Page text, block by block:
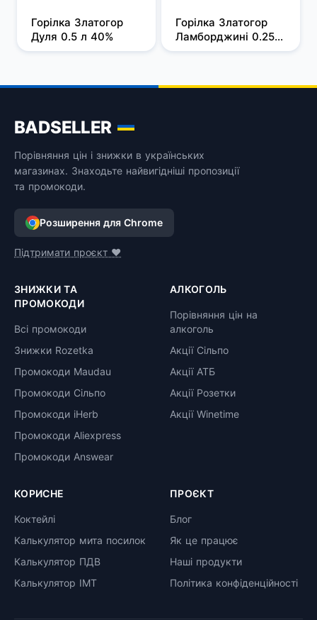
Горілка Златогор
Дуля 0.5 л 40%
Горілка Златогор
Ламборджині 0.25 л
38%
BADSELLER
Порівняння цін і знижки в українських
магазинах. Знаходьте найвигідніші пропозиції
та промокоди.
Розширення для Chrome
Підтримати проєкт ❤️
ЗНИЖКИ ТА
ПРОМОКОДИ
Всі промокоди
Знижки Rozetka
Промокоди Maudau
Промокоди Сільпо
Промокоди iHerb
Промокоди Aliexpress
Промокоди Answear
АЛКОГОЛЬ
Порівняння цін на
алкоголь
Акції Сільпо
Акції АТБ
Акції Розетки
Акції Winetime
КОРИСНЕ
Коктейлі
Калькулятор мита посилок
Калькулятор ПДВ
Калькулятор ІМТ
ПРОЄКТ
Блог
Як це працює
Наші продукти
Політика конфіденційності